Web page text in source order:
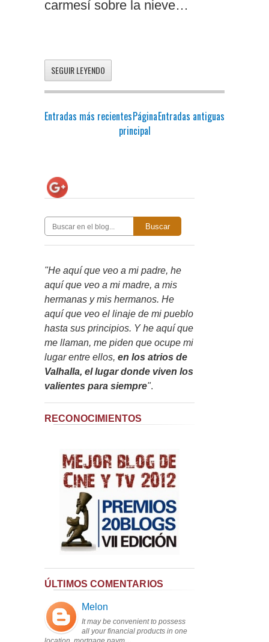
carmesí sobre la nieve…
SEGUIR LEYENDO
Entradas más recientes Entradas antiguas
Página
principal
Buscar
"He aquí que veo a mi padre, he
aquí que veo a mi madre, a mis
hermanas y mis hermanos. He
aquí que veo el linaje de mi pueblo
hasta sus principios. Y he aquí que
me llaman, me piden que ocupe mi
lugar entre ellos, en los atrios de
Valhalla, el lugar donde viven los
valientes para siempre".
RECONOCIMIENTOS
ÚLTIMOS COMENTARIOS
Melon
It may be convenient to possess
all your financial products in one